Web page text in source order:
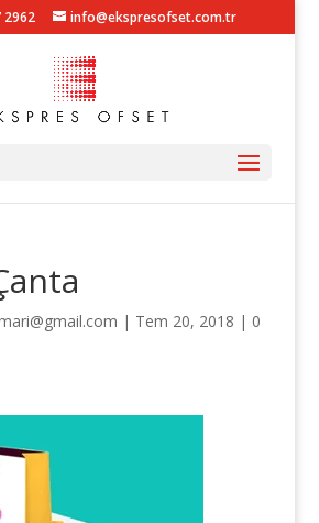
2962 info@ekspresofset.com.tr
| Tem 20, 2018 | 0